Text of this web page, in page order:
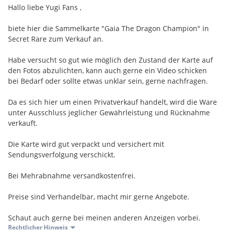
Hallo liebe Yugi Fans ,
biete hier die Sammelkarte "Gaia The Dragon Champion" in
Secret Rare zum Verkauf an.
Habe versucht so gut wie möglich den Zustand der Karte auf
den Fotos abzulichten, kann auch gerne ein Video schicken
bei Bedarf oder sollte etwas unklar sein, gerne nachfragen.
Da es sich hier um einen Privatverkauf handelt, wird die Ware
unter Ausschluss jeglicher Gewährleistung und Rücknahme
verkauft.
Die Karte wird gut verpackt und versichert mit
Sendungsverfolgung verschickt.
Bei Mehrabnahme versandkostenfrei.
Preise sind Verhandelbar, macht mir gerne Angebote.
Schaut auch gerne bei meinen anderen Anzeigen vorbei.
Rechtlicher Hinweis